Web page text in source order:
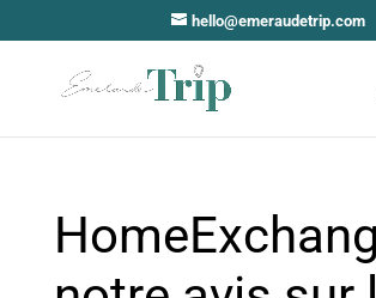
hello@emeraudetrip.com